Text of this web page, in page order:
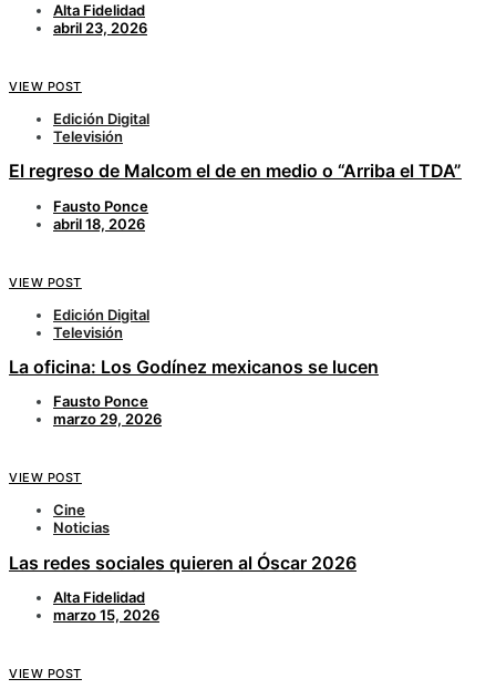
Alta Fidelidad
abril 23, 2026
VIEW POST
Edición Digital
Televisión
El regreso de Malcom el de en medio o “Arriba el TDA”
Fausto Ponce
abril 18, 2026
VIEW POST
Edición Digital
Televisión
La oficina: Los Godínez mexicanos se lucen
Fausto Ponce
marzo 29, 2026
VIEW POST
Cine
Noticias
Las redes sociales quieren al Óscar 2026
Alta Fidelidad
marzo 15, 2026
VIEW POST